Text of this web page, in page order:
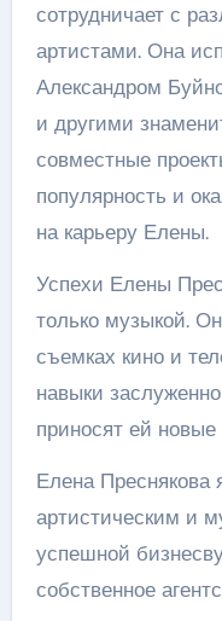
сотрудничает с
артистами. Она
Александром
и другими
совместные
популярность и
на карьеру Елены.
Успехи Елены
только музыкой.
съемках кино и
навыки
приносят ей
Елена Преснякова
артистическим и
успешной
собственное